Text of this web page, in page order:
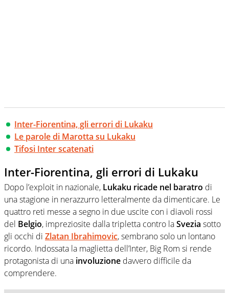
Inter-Fiorentina, gli errori di Lukaku
Le parole di Marotta su Lukaku
Tifosi Inter scatenati
Inter-Fiorentina, gli errori di Lukaku
Dopo l’exploit in nazionale, Lukaku ricade nel baratro di
una stagione in nerazzurro letteralmente da dimenticare. Le
quattro reti messe a segno in due uscite con i diavoli rossi
del Belgio, impreziosite dalla tripletta contro laSvezia sotto
gli occhi di Zlatan Ibrahimovic, sembrano solo un lontano
ricordo. Indossata la maglietta dell’Inter, Big Rom si rende
protagonista di una involuzione davvero difficile da
comprendere.